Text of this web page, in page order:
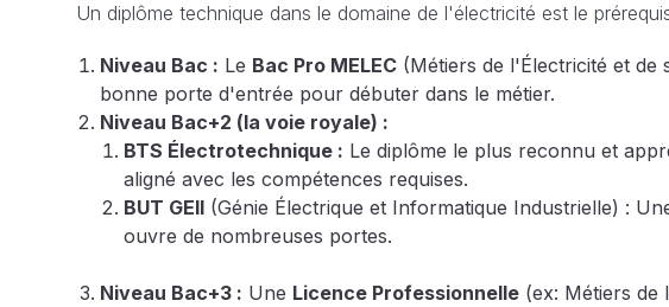
Un diplôme technique dans le domaine de l'électricité est le
Niveau Bac : Le Bac Pro MELEC (Métiers de l'Électricité et de
bonne porte d'entrée pour débuter dans le métier.
Niveau Bac+2 (la voie royale) :
BTS Électrotechnique : Le diplôme le plus reconnu et
aligné avec les compétences requises.
BUT GEII (Génie Électrique et Informatique Industrielle) :
ouvre de nombreuses portes.
Niveau Bac+3 : Une Licence Professionnelle (ex: Métiers de